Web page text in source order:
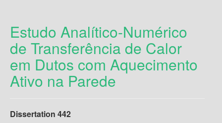
Estudo Analítico-Numérico
de Transferência de Calor
em Dutos com Aquecimento
Ativo na Parede
Dissertation 442